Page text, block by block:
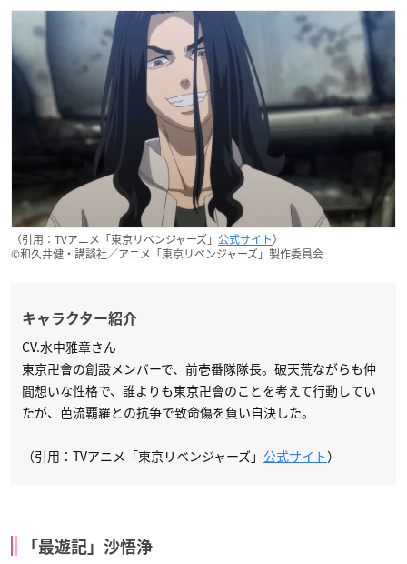
（引用：TVアニメ「東京リベンジャーズ」 公式サイト）
©︎和久井健・講談社／アニメ「東京リベンジャーズ」製作委員会
キャラクター紹介
CV.水中雅章さん
東京卍會の創設メンバーで、前壱番隊隊長。破天荒ながらも仲
間想いな性格で、誰よりも東京卍會のことを考えて行動してい
たが、芭流覇羅との抗争で致命傷を負い自決した。
（引用：TVアニメ「東京リベンジャーズ」 公式サイト）
「最遊記」沙悟浄